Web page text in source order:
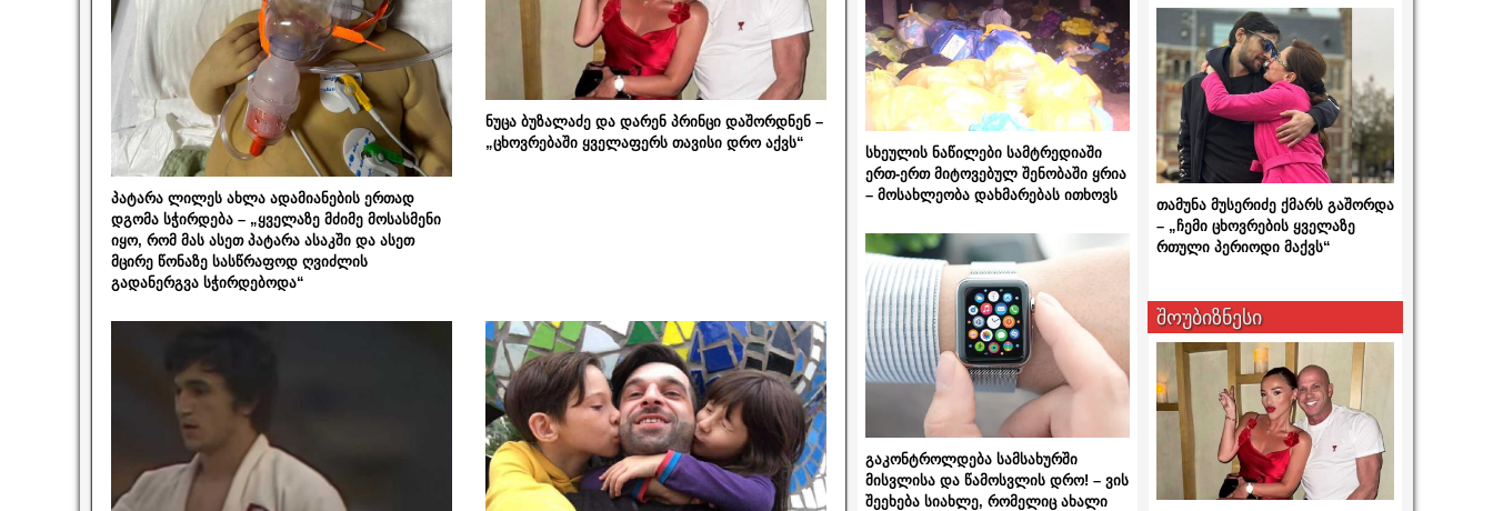
პატარა ლილეს ახლა ადამიანების ერთად
დგომა სჭირდება – „ყველაზე მძიმე მოსასმენი
იყო, რომ მას ასეთ პატარა ასაკში და ასეთ
მცირე წონაზე სასწრაფოდ ღვიძლის
გადანერგვა სჭირდებოდა“
ნუცა ბუზალაძე და დარენ პრინცი დაშორდნენ –
„ცხოვრებაში ყველაფერს თავისი დრო აქვს“
სხეულის ნაწილები სამტრედიაში
ერთ-ერთ მიტოვებულ შენობაში ყრია
– მოსახლეობა დახმარებას ითხოვს
გაკონტროლდება სამსახურში
მისვლისა და წამოსვლის დრო! – ვის
შეეხება სიახლე, რომელიც ახალი
თამუნა მუსერიძე ქმარს გაშორდა
– „ჩემი ცხოვრების ყველაზე
რთული პერიოდი მაქვს“
შოუბიზნესი